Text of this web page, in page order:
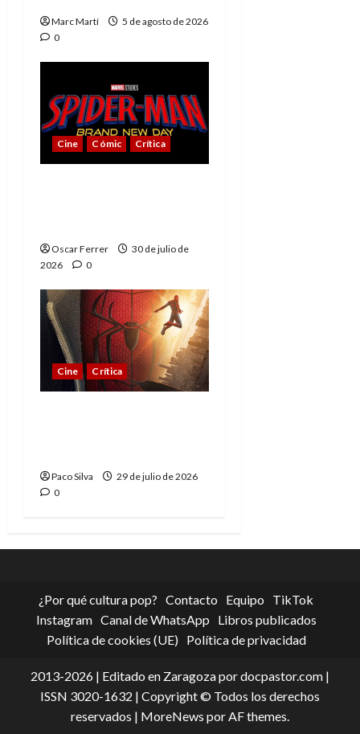
Marc Martí
5 de agosto de 2026
0
Cine Cómic Crítica
Oscar Ferrer
30 de julio de
2026
0
Cine Crítica
Paco Silva
29 de julio de 2026
0
¿Por qué cultura pop? Contacto Equipo
TikTok
Instagram Canal de WhatsApp
Libros publicados
Política de cookies (UE)
Política de privacidad
2013-2026 | Editado en Zaragoza por docpastor.com |
ISSN 3020-1632 | Copyright © Todos los derechos
reservados | MoreNews por AF themes.